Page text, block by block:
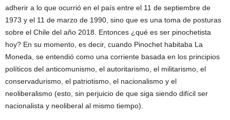
adherir a lo que ocurrió en el país entre el 11 de septiembre de
1973 y el 11 de marzo de 1990, sino que es una toma de posturas
sobre el Chile del año 2018. Entonces ¿qué es ser pinochetista
hoy? En su momento, es decir, cuando Pinochet habitaba La
Moneda, se entendió como una corriente basada en los principios
políticos del anticomunismo, el autoritarismo, el militarismo, el
conservadurismo, el patriotismo, el nacionalismo y el
neoliberalismo (esto, sin perjuicio de que siga siendo difícil ser
nacionalista y neoliberal al mismo tiempo).